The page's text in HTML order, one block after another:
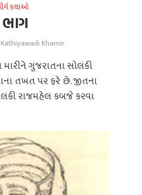
કથાઓ
Kathiyawadi Khamir
ગુજરાતના સોલંકી
તખત પર ફરે છે. જીતના
રાજમહેલ કબજે કરવા